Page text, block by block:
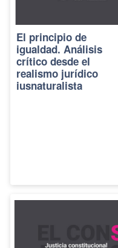
El principio de
igualdad. Análisis
crítico desde el
realismo jurídico
iusnaturalista